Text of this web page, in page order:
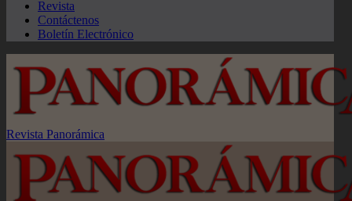
Revista
Contáctenos
Boletín Electrónico
Revista Panorámica